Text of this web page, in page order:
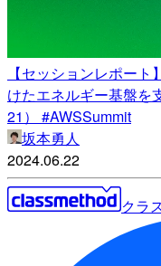
【セッションレポー
けたエネルギー基盤を
21） #AWSSummit
坂本勇人
2024.06.22
クラ